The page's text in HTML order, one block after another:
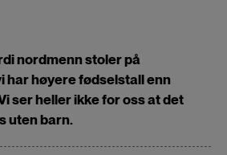
nordmenn stoler på
har høyere fødselstall enn
ser heller ikke for oss at det
uten barn.